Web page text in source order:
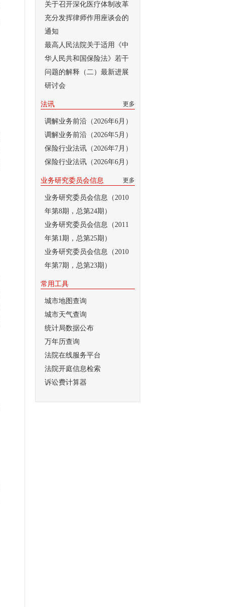
关于召开深化医疗体制改革
充分发挥律师作用座谈会的
通知
最高人民法院关于适用《中
华人民共和国保险法》若干
问题的解释（二）最新进展
研讨会
更多
法讯
调解业务前沿（2026年6月）
调解业务前沿（2026年5月）
保险行业法讯（2026年7月）
保险行业法讯（2026年6月）
更多
业务研究委员会信息
业务研究委员会信息（2010
年第8期，总第24期）
业务研究委员会信息（2011
年第1期，总第25期）
业务研究委员会信息（2010
年第7期，总第23期）
常用工具
城市地图查询
城市天气查询
统计局数据公布
万年历查询
法院在线服务平台
法院开庭信息检索
诉讼费计算器